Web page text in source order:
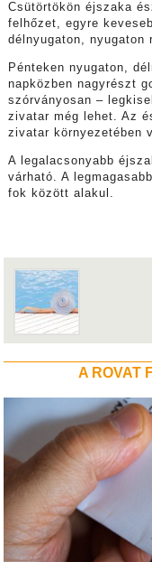
Csütörtökön éjszaka
felhőzet, egyre
délnyugaton, nyugaton
Pénteken nyugaton,
napközben nagyrészt
szórványosan –
zivatar még lehet. Az
zivatar környezetében
A legalacsonyabb
várható. A
fok között alakul.
A ROVAT